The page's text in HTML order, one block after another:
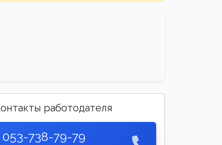
работодателя
053-738-79-79